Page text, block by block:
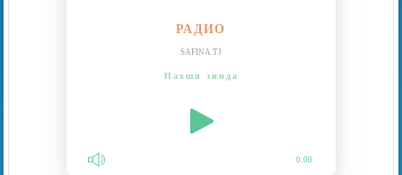
РАДИО
SAFINA.TJ
Пахши зинда
0:00